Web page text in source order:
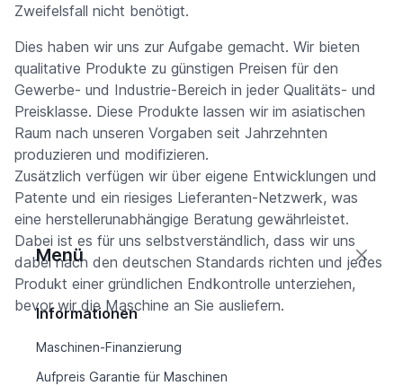
Zweifelsfall nicht benötigt.
Dies haben wir uns zur Aufgabe gemacht. Wir bieten
qualitative Produkte zu günstigen Preisen für den
Gewerbe- und Industrie-Bereich in jeder Qualitäts- und
Preisklasse. Diese Produkte lassen wir im asiatischen
Raum nach unseren Vorgaben seit Jahrzehnten
produzieren und modifizieren.
Zusätzlich verfügen wir über eigene Entwicklungen und
Patente und ein riesiges Lieferanten-Netzwerk, was
eine herstellerunabhängige Beratung gewährleistet.
Dabei ist es für uns selbstverständlich, dass wir uns
dabei nach den deutschen Standards richten und jedes
Produkt einer gründlichen Endkontrolle unterziehen,
bevor wir die Maschine an Sie ausliefern.
Menü
Informationen
Maschinen-Finanzierung
Aufpreis Garantie für Maschinen